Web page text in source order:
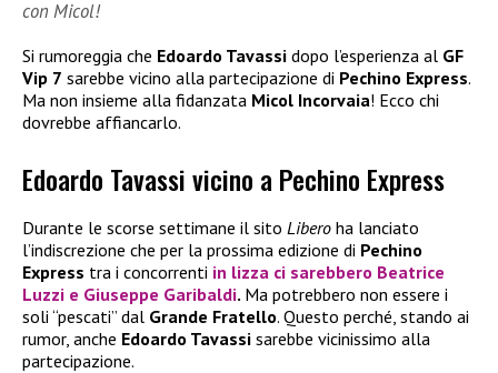
con Micol!
Si rumoreggia che Edoardo Tavassi dopo l’esperienza al GF
Vip 7 sarebbe vicino alla partecipazione di Pechino Express.
Ma non insieme alla fidanzata Micol Incorvaia! Ecco chi
dovrebbe affiancarlo.
Edoardo Tavassi vicino a Pechino Express
Durante le scorse settimane il sito Libero ha lanciato
l’indiscrezione che per la prossima edizione di Pechino
Express tra i concorrenti in lizza ci sarebbero Beatrice
Luzzi e Giuseppe Garibaldi. Ma potrebbero non essere i
soli “pescati” dal Grande Fratello. Questo perché, stando ai
rumor, anche Edoardo Tavassi sarebbe vicinissimo alla
partecipazione.